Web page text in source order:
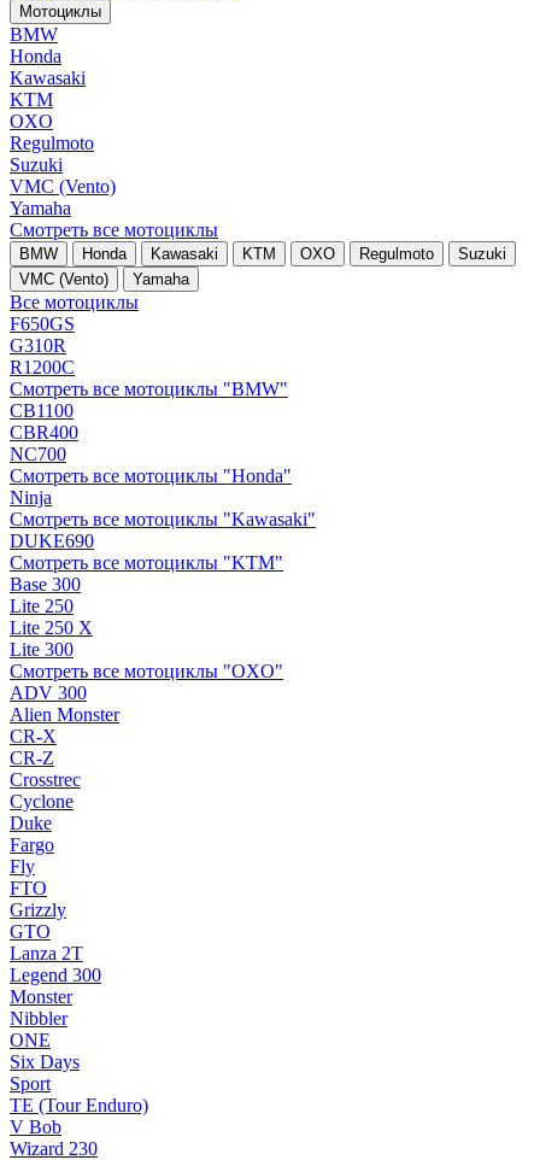
Мотоциклы
BMW
Honda
Kawasaki
KTM
OXO
Regulmoto
Suzuki
VMC (Vento)
Yamaha
Смотреть все мотоциклы
BMW Honda Kawasaki KTM OXO Regulmoto
Suzuki
VMC (Vento)
Yamaha
Все мотоциклы
F650GS
G310R
R1200C
Смотреть все мотоциклы "BMW"
CB1100
CBR400
NC700
Смотреть все мотоциклы "Honda"
Ninja
Смотреть все мотоциклы "Kawasaki"
DUKE690
Смотреть все мотоциклы "KTM"
Base 300
Lite 250
Lite 250 X
Lite 300
Смотреть все мотоциклы "OXO"
ADV 300
Alien Monster
CR-X
CR-Z
Crosstrec
Cyclone
Duke
Fargo
Fly
FTO
Grizzly
GTO
Lanza 2T
Legend 300
Monster
Nibbler
ONE
Six Days
Sport
TE (Tour Enduro)
V Bob
Wizard 230